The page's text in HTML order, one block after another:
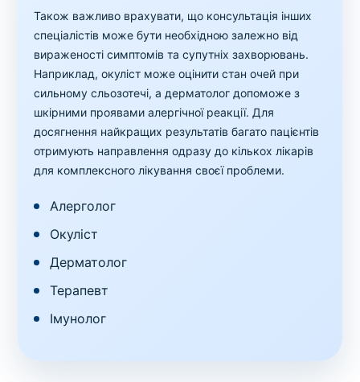
Також важливо врахувати, що консультація інших
спеціалістів може бути необхідною залежно від
вираженості симптомів та супутніх захворювань.
Наприклад, окуліст може оцінити стан очей при
сильному сльозотечі, а дерматолог допоможе з
шкірними проявами алергічної реакції. Для
досягнення найкращих результатів багато пацієнтів
отримують направлення одразу до кількох лікарів
для комплексного лікування своєї проблеми.
Алерголог
Окуліст
Дерматолог
Терапевт
Імунолог